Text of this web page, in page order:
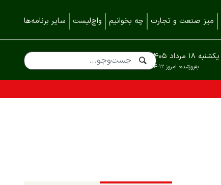
میز صنعت و تجارت چه بخوانیم واچ‌لیست سایر برنامه‌ها
به‌روزشده: امروز ۱۴:۱۲
یکشنبه ۱۸ مرداد ۱۴۰۵